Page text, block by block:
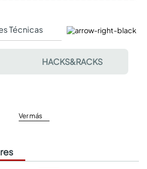
Técnicas Comentarios y
HACKS&RACKS
Ver más